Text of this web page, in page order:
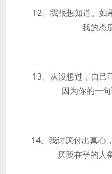
12、我很想知道。如
我的态
13、从没想过，自己
因为你的一句
14、我讨厌付出真心
厌我在乎的人